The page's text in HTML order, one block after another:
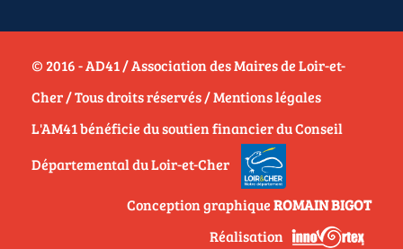
© 2016 - AD41 / Association des Maires de Loir-et-
Cher / Tous droits réservés /Mentions légales
L'AM41 bénéficie du soutien financier du Conseil
Départemental du Loir-et-Cher
Conception graphiqueROMAIN BIGOT
Réalisation